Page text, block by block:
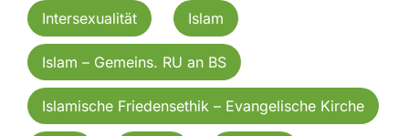
Intersexualität Islam
Islam – Gemeins. RU an BS
Islamische Friedensethik – Evangelische Kirche